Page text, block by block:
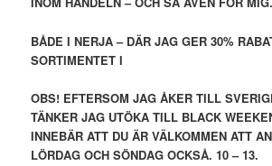
BÅDE I NERJA – DÄR JAG GER 30%
SORTIMENTET I
OBS! EFTERSOM JAG ÅKER TILL
TÄNKER JAG UTÖKA TILL BLACK
INNEBÄR ATT DU ÄR VÄLKOMMEN ATT
LÖRDAG OCH SÖNDAG OCKSÅ. 10 – 13.